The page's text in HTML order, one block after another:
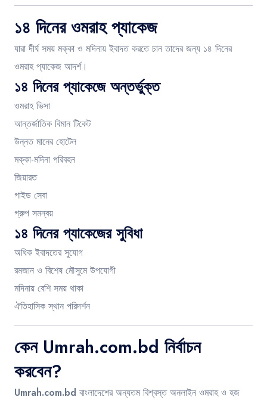
১৪ দিনের ওমরাহ প্যাকেজ
যারা দীর্ঘ সময় মক্কা ও মদিনায় ইবাদত করতে চান তাদের জন্য ১৪ দিনের
ওমরাহ প্যাকেজ আদর্শ।
১৪ দিনের প্যাকেজে অন্তর্ভুক্ত
ওমরাহ ভিসা
আন্তর্জাতিক বিমান টিকেট
উন্নত মানের হোটেল
মক্কা-মদিনা পরিবহন
জিয়ারত
গাইড সেবা
গ্রুপ সমন্বয়
১৪ দিনের প্যাকেজের সুবিধা
অধিক ইবাদতের সুযোগ
রমজান ও বিশেষ মৌসুমে উপযোগী
মদিনায় বেশি সময় থাকা
ঐতিহাসিক স্থান পরিদর্শন
কেন Umrah.com.bd নির্বাচন
করবেন?
Umrah.com.bd বাংলাদেশের অন্যতম বিশ্বস্ত অনলাইন ওমরাহ ও হজ